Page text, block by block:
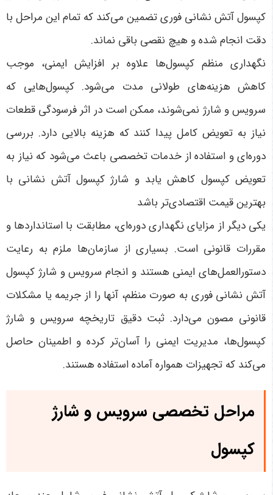
کپسول آتش نشانی فوری تضمین می‌کند که تمام این مراحل با
دقت انجام شده و هیچ نقصی باقی نماند.
نگهداری منظم کپسول‌ها علاوه بر افزایش ایمنی، موجب
کاهش هزینه‌های طولانی مدت می‌شود. کپسول‌هایی که
سرویس و شارژ نمی‌شوند، ممکن است در اثر فرسودگی قطعات
نیاز به تعویض کامل پیدا کنند که هزینه بالایی دارد. بررسی
دوره‌ای و استفاده از خدمات تخصصی باعث می‌شود که نیاز به
تعویض کپسول کاهش یابد و شارژ کپسول آتش نشانی با
بهترین قیمت اقتصادی‌تر باشد
یکی دیگر از مزایای نگهداری دوره‌ای، مطابقت با استانداردها و
مقررات قانونی است. بسیاری از سازمان‌ها ملزم به رعایت
دستورالعمل‌های ایمنی هستند و انجام سرویس و شارژ کپسول
آتش نشانی فوری به صورت منظم، آنها را از جریمه یا مشکلات
قانونی مصون می‌دارد. ثبت دقیق تاریخچه سرویس و شارژ
کپسول‌ها، مدیریت ایمنی را آسان‌تر کرده و اطمینان حاصل
می‌کند که تجهیزات همواره آماده استفاده هستند.
مراحل تخصصی سرویس و شارژ
کپسول